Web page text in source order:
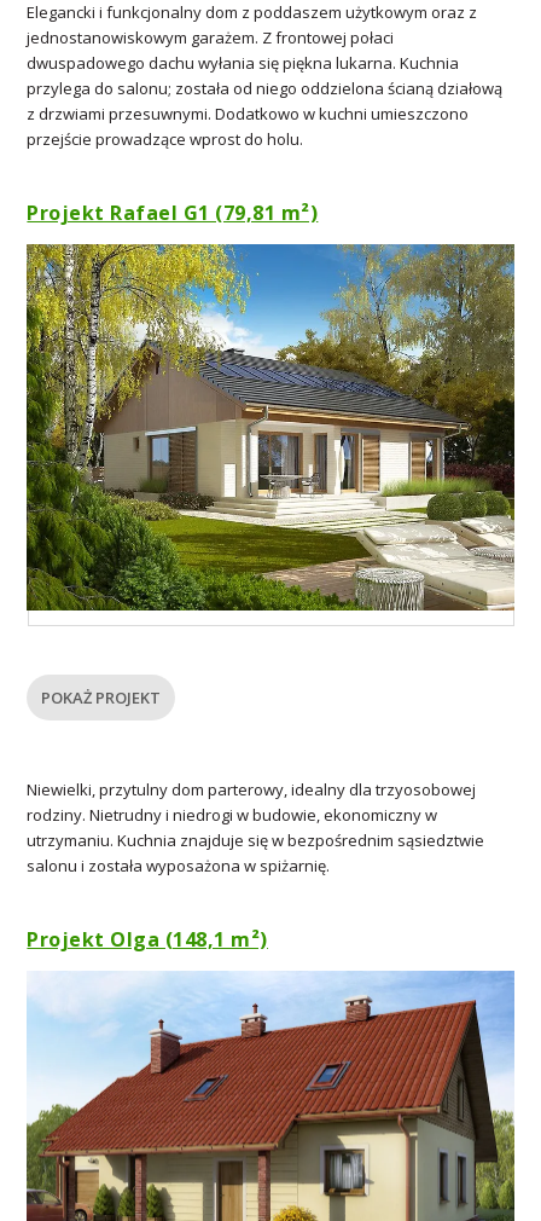
Elegancki i funkcjonalny dom z poddaszem użytkowym oraz z
jednostanowiskowym garażem. Z frontowej połaci
dwuspadowego dachu wyłania się piękna lukarna. Kuchnia
przylega do salonu; została od niego oddzielona ścianą działową
z drzwiami przesuwnymi. Dodatkowo w kuchni umieszczono
przejście prowadzące wprost do holu.
Projekt Rafael G1 (79,81 m²)
POKAŻ PROJEKT
Niewielki, przytulny dom parterowy, idealny dla trzyosobowej
rodziny. Nietrudny i niedrogi w budowie, ekonomiczny w
utrzymaniu. Kuchnia znajduje się w bezpośrednim sąsiedztwie
salonu i została wyposażona w spiżarnię.
Projekt Olga (148,1 m²)